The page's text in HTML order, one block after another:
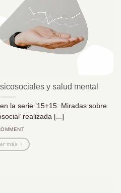
y salud mental
la serie ’15+15: Miradas sobre
realizada [...]
más +